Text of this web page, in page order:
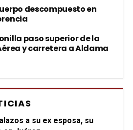
descompuesto en
paso superior de la
y carretera a Aldama
a su ex esposa, su